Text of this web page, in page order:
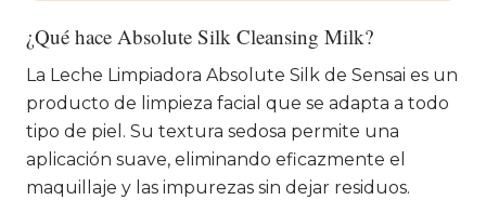
¿Qué hace Absolute Silk Cleansing Milk?
La Leche Limpiadora Absolute Silk de Sensai es un
producto de limpieza facial que se adapta a todo
tipo de piel. Su textura sedosa permite una
aplicación suave, eliminando eficazmente el
maquillaje y las impurezas sin dejar residuos.